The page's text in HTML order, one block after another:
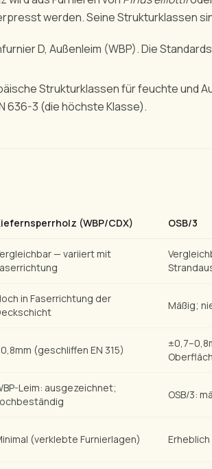
werden. Seine Strukturklassen
D, Außenleim (WBP). Die
Strukturklassen für feuchte und
636-3 (die höchste Klasse).
(WBP/CDX) OSB/3
— variiert mit
in Faserrichtung der
Mäßig;
(geschliffen EN 315)
Leim: ausgezeichnet;
OSB/3:
(verklebte Furnierlagen)